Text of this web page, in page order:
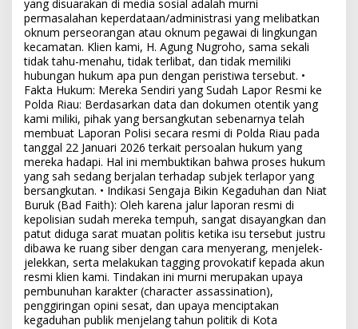
yang disuarakan di media sosial adalah murni
permasalahan keperdataan/administrasi yang melibatkan
oknum perseorangan atau oknum pegawai di lingkungan
kecamatan. Klien kami, H. Agung Nugroho, sama sekali
tidak tahu-menahu, tidak terlibat, dan tidak memiliki
hubungan hukum apa pun dengan peristiwa tersebut. •
Fakta Hukum: Mereka Sendiri yang Sudah Lapor Resmi ke
Polda Riau: Berdasarkan data dan dokumen otentik yang
kami miliki, pihak yang bersangkutan sebenarnya telah
membuat Laporan Polisi secara resmi di Polda Riau pada
tanggal 22 Januari 2026 terkait persoalan hukum yang
mereka hadapi. Hal ini membuktikan bahwa proses hukum
yang sah sedang berjalan terhadap subjek terlapor yang
bersangkutan. • Indikasi Sengaja Bikin Kegaduhan dan Niat
Buruk (Bad Faith): Oleh karena jalur laporan resmi di
kepolisian sudah mereka tempuh, sangat disayangkan dan
patut diduga sarat muatan politis ketika isu tersebut justru
dibawa ke ruang siber dengan cara menyerang, menjelek-
jelekkan, serta melakukan tagging provokatif kepada akun
resmi klien kami. Tindakan ini murni merupakan upaya
pembunuhan karakter (character assassination),
penggiringan opini sesat, dan upaya menciptakan
kegaduhan publik menjelang tahun politik di Kota